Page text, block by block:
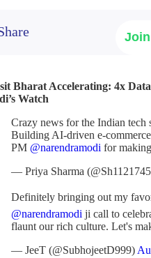
Bharat Accelerating: 4x
Watch
Crazy news for the Indian
Building AI-driven e-
PM @narendramodi for
— Priya Sharma
Definitely bringing out my
@narendramodi ji call to
flaunt our rich culture. Let's
— JeeT (@SubhojeetD999)